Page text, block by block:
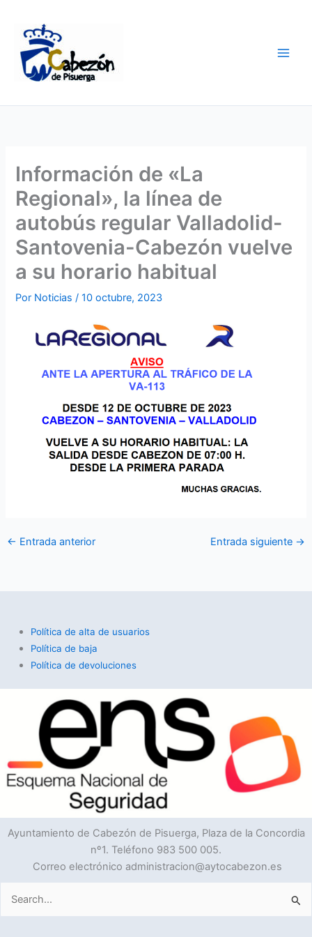
contenido
Información de «La
Regional», la línea de
autobús regular Valladolid-
Santovenia-Cabezón vuelve
a su horario habitual
Por Noticias/10 octubre, 2023
← Entrada anterior Entrada siguiente →
Política de alta de usuarios
Política de baja
Política de devoluciones
Ayuntamiento de Cabezón de Pisuerga, Plaza de la Concordia
nº1. Teléfono 983 500 005.
Correo electrónico administracion@aytocabezon.es
Buscar
por: